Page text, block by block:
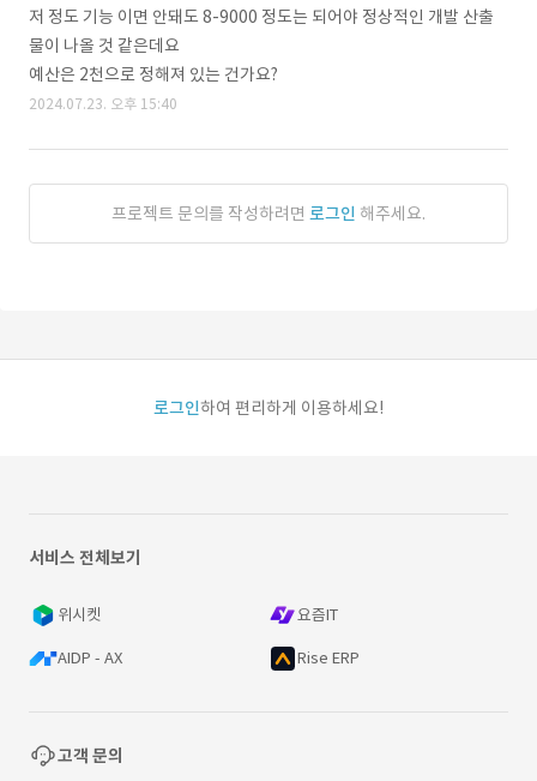
저 정도 기능 이면 안돼도 8-9000 정도는 되어야 정상적인 개발 산출
물이 나올 것 같은데요
예산은 2천으로 정해져 있는 건가요?
2024.07.23. 오후 15:40
프로젝트 문의를 작성하려면 로그인 해주세요.
로그인하여 편리하게 이용하세요!
서비스 전체보기
위시켓 요즘IT
AIDP - AX Rise ERP
고객 문의